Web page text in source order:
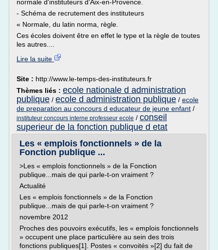
normale d'instituteurs d'Aix-en-Provence.
- Schéma de recrutement des instituteurs
« Normale, du latin norma, règle.
Ces écoles doivent être en effet le type et la règle de toutes
les autres....
Lire la suite
Site : http://www.le-temps-des-instituteurs.fr
Thèmes liés : ecole nationale d administration
publique / ecole d administration publique / ecole
de preparation au concours d educateur de jeune enfant /
instituteur concours interne professeur ecole / conseil
superieur de la fonction publique d etat
Les « emplois fonctionnels » de la
Fonction publique ...
>Les « emplois fonctionnels » de la Fonction
publique...mais de qui parle-t-on vraiment ?
Actualité
Les « emplois fonctionnels » de la Fonction
publique...mais de qui parle-t-on vraiment ?
novembre 2012
Proches des pouvoirs exécutifs, les « emplois fonctionnels
» occupent une place particulière au sein des trois
fonctions publiques[1]. Postes « convoités »[2] du fait de